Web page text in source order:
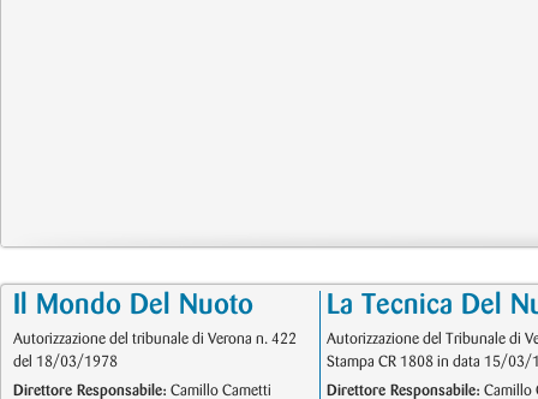
Il Mondo Del Nuoto
Autorizzazione del tribunale di Verona n. 422
del 18/03/1978
Direttore Responsabile: Camillo Cametti
La Tecnica Del
Autorizzazione del Tribunale di
Stampa CR 1808 in data 15/03/
Direttore Responsabile: Camillo